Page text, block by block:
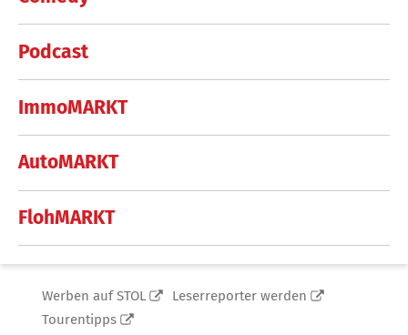
Podcast
ImmoMARKT
AutoMARKT
FlohMARKT
Werben auf STOL
Leserreporter werden
Tourentipps